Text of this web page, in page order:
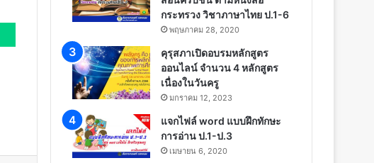
กระทรวง วิชาภาษาไทย ป.1-6
พฤษภาคม 28, 2020
คุรุสภาเปิดอบรมหลักสูตร
ออนไลน์ จำนวน 4 หลักสูตร
เนื่องในวันครู
มกราคม 12, 2023
แจกไฟล์ word แบบฝึกทักษะ
การอ่าน ป.1-ป.3
เมษายน 6, 2020